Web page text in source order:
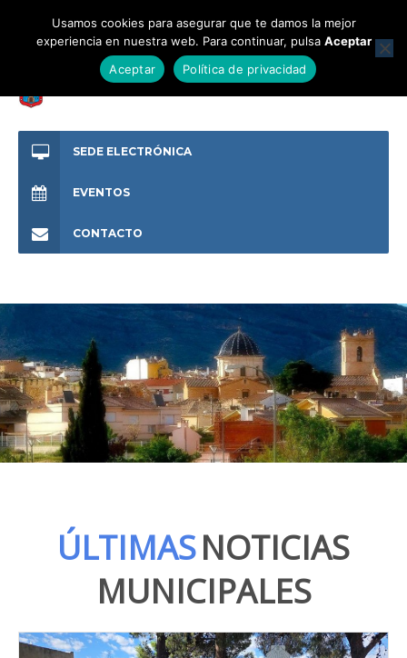
SEDE ELECTRÓNICA
EVENTOS
CONTACTO
ÚLTIMASNOTICIAS
MUNICIPALES
Usamos cookies para asegurar que te damos la mejor
experiencia en nuestra web. Para continuar, pulsa Aceptar
Aceptar
Política de privacidad